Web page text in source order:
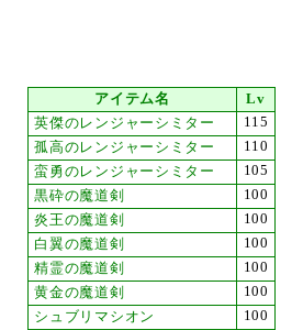
アイテム名
Lv
英傑のレンジャーシミター
115
孤高のレンジャーシミター
110
蛮勇のレンジャーシミター
105
黒砕の魔道剣
100
炎王の魔道剣
100
白翼の魔道剣
100
精霊の魔道剣
100
黄金の魔道剣
100
シュブリマシオン
100